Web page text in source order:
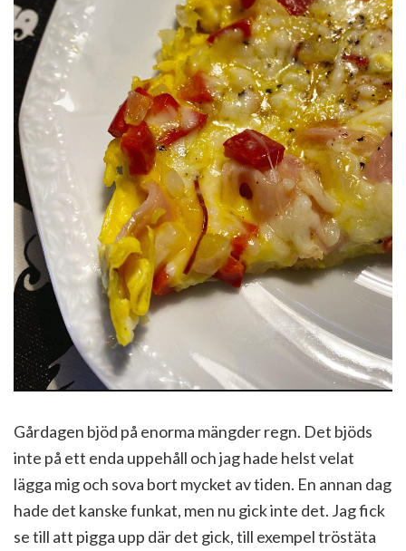
Gårdagen bjöd på enorma mängder regn. Det bjöds
inte på ett enda uppehåll och jag hade helst velat
lägga mig och sova bort mycket av tiden. En annan dag
hade det kanske funkat, men nu gick inte det. Jag fick
se till att pigga upp där det gick, till exempel tröstäta